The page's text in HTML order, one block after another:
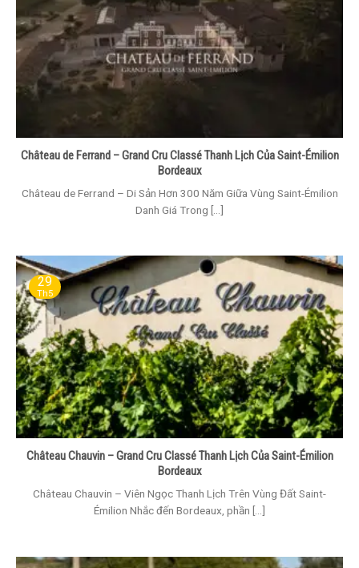
Château de Ferrand – Grand Cru Classé Thanh Lịch Của Saint-Émilion
Bordeaux
Château de Ferrand – Di Sản Hơn 300 Năm Giữa Vùng Saint-Émilion
Danh Giá Trong [...]
Château Chauvin – Grand Cru Classé Thanh Lịch Của Saint-Émilion
Bordeaux
Château Chauvin – Viên Ngọc Thanh Lịch Trên Vùng Đất Saint-
Émilion Nhắc đến Bordeaux, phần [...]
29
Th5